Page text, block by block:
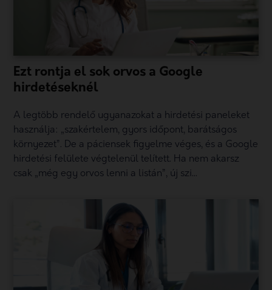
Ezt rontja el sok orvos a Google
hirdetéseknél
A legtöbb rendelő ugyanazokat a hirdetési paneleket
használja: „szakértelem, gyors időpont, barátságos
környezet”. De a páciensek figyelme véges, és a Google
hirdetési felülete végtelenül telített. Ha nem akarsz
csak „még egy orvos lenni a listán”, új szi...